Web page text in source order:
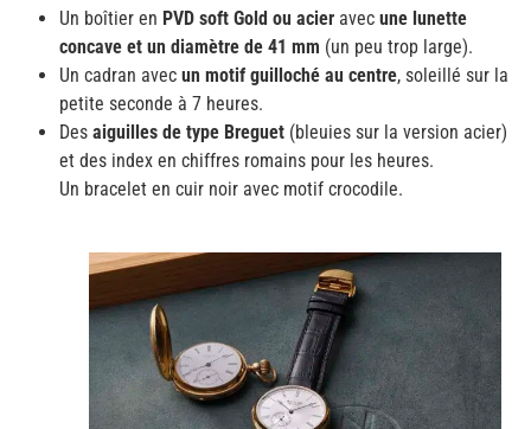
Un boîtier en PVD soft Gold ou acier avec une lunette
concave et un diamètre de 41 mm (un peu trop large).
Un cadran avec un motif guilloché au centre, soleillé sur la
petite seconde à 7 heures.
Des aiguilles de type Breguet (bleuies sur la version acier)
et des index en chiffres romains pour les heures.
Un bracelet en cuir noir avec motif crocodile.